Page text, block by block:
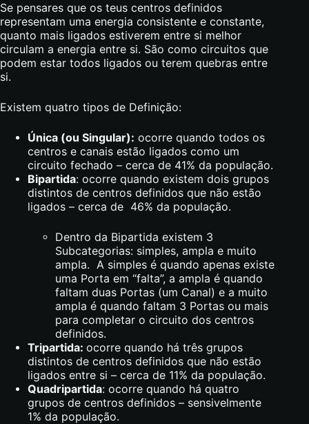
Se pensares que os teus centros definidos
representam uma energia consistente e constante,
quanto mais ligados estiverem entre si melhor
circulam a energia entre si. São como circuitos que
podem estar todos ligados ou terem quebras entre
si.
Existem quatro tipos de Definição:
Única (ou Singular): ocorre quando todos os
centros e canais estão ligados como um
circuito fechado – cerca de 41% da população.
Bipartida: ocorre quando existem dois grupos
distintos de centros definidos que não estão
ligados – cerca de 46% da população.
Dentro da Bipartida existem 3
Subcategorias: simples, ampla e muito
ampla. A simples é quando apenas existe
uma Porta em “falta”, a ampla é quando
faltam duas Portas (um Canal) e a muito
ampla é quando faltam 3 Portas ou mais
para completar o circuito dos centros
definidos.
Tripartida: ocorre quando há três grupos
distintos de centros definidos que não estão
ligados entre si – cerca de 11% da população.
Quadripartida: ocorre quando há quatro
grupos de centros definidos – sensivelmente
1% da população.